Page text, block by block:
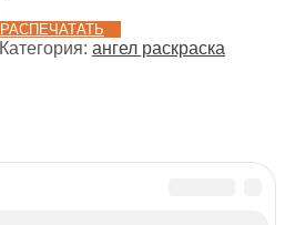
РАСПЕЧАТАТЬ
Категория: ангел раскраска